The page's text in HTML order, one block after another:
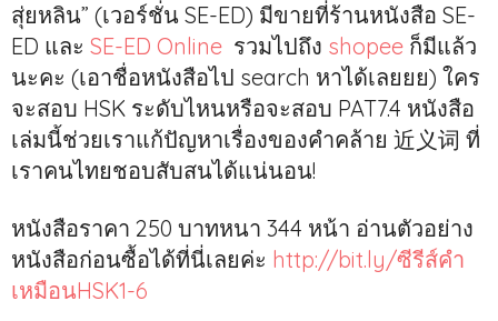
สุ่ยหลิน” (เวอร์ชั่น SE-ED) มีขายที่ร้านหนังสือ SE-
ED และ SE-ED Online รวมไปถึง shopee ก็มีแล้ว
นะคะ (เอาชื่อหนังสือไป search หาได้เลยยย) ใคร
จะสอบ HSK ระดับไหนหรือจะสอบ PAT7.4 หนังสือ
เล่มนี้ช่วยเราแก้ปัญหาเรื่องของคำคล้าย 近义词 ที่
เราคนไทยชอบสับสนได้แน่นอน!
หนังสือราคา 250 บาทหนา 344 หน้า อ่านตัวอย่าง
หนังสือก่อนซื้อได้ที่นี่เลยค่ะ http://bit.ly/ซีรีส์คำ
เหมือนHSK1-6